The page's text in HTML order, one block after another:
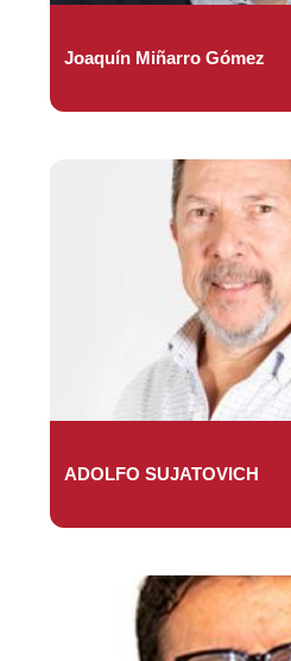
Joaquín Miñarro Gómez
ADOLFO SUJATOVICH